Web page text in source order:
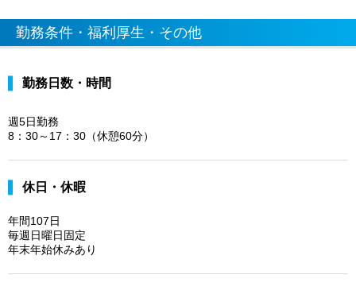
勤務条件・福利厚生・その他
勤務日数・時間
週5日勤務
8：30～17：30（休憩60分）
休日・休暇
年間107日
毎週日曜日固定
年末年始休みあり